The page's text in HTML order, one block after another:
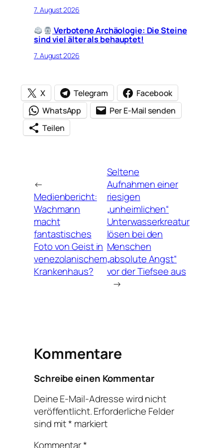
7. August 2026
Verbotene Archäologie: Die Steine
sind viel älter als behauptet!
7. August 2026
X Telegram
Facebook
WhatsApp
Per E-Mail senden
Teilen
←
Medienbericht:
Wachmann
macht
fantastisches
Foto von Geist in
venezolanischem
Krankenhaus?
Seltene
Aufnahmen einer
riesigen
„unheimlichen“
Unterwasserkreatur
lösen bei den
Menschen
„absolute Angst“
vor der Tiefsee aus
→
Kommentare
Schreibe einen Kommentar
Deine E-Mail-Adresse wird nicht
veröffentlicht.Erforderliche Felder
sind mit* markiert
Kommentar*